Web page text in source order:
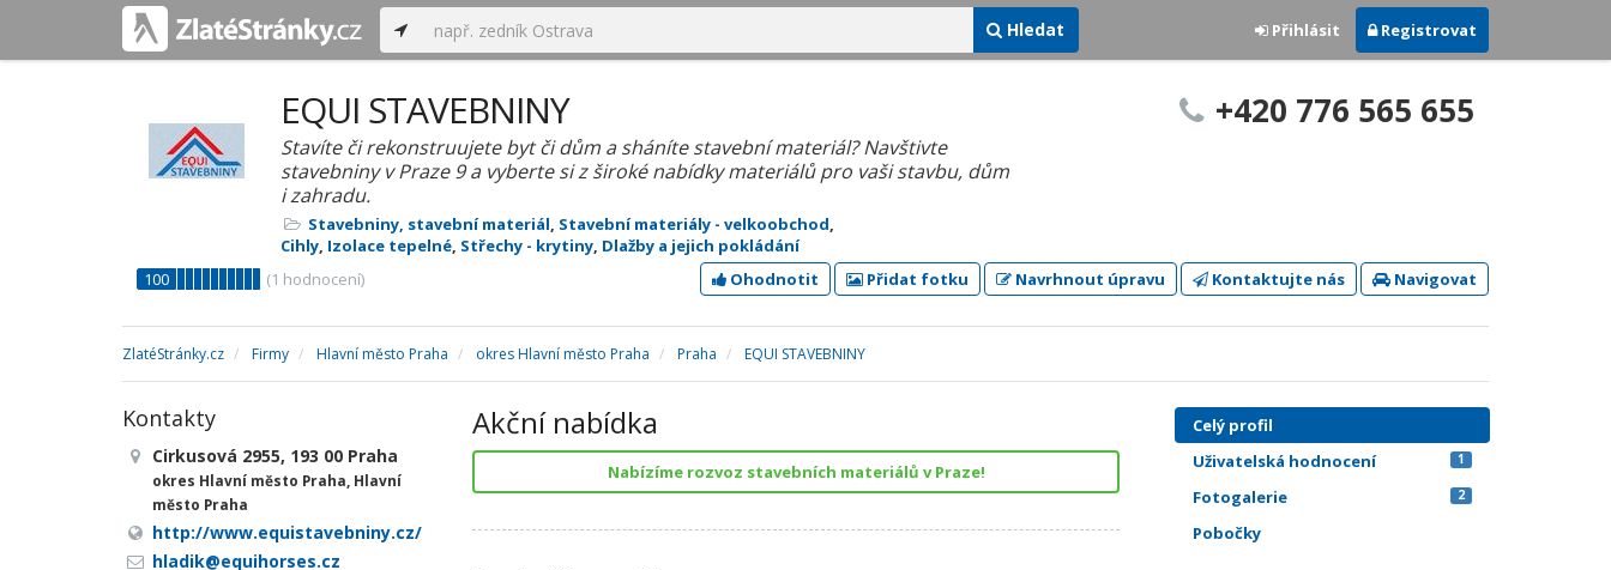
Hledat Přihlásit Registrovat
EQUI STAVEBNINY
Stavíte či rekonstruujete byt či dům a sháníte stavební materiál? Navštivte
stavebniny v Praze 9 a vyberte si z široké nabídky materiálů pro vaši stavbu, dům
i zahradu.
Stavebniny, stavební materiál, Stavební materiály - velkoobchod,
Cihly, Izolace tepelné, Střechy - krytiny, Dlažby a jejich pokládání
100
(1 hodnocení)
+420 776 565 655
Ohodnotit Přidat fotku Navrhnout úpravu Kontaktujte nás Navigovat
ZlatéStránky.cz Firmy Hlavní město Praha okres Hlavní město Praha Praha EQUI STAVEBNINY
Akční nabídka
Nabízíme rozvoz stavebních materiálů v Praze!
Kontakty
Cirkusová 2955, 193 00 Praha
okres Hlavní město Praha, Hlavní
město Praha
http://www.equistavebniny.cz/
hladik@equihorses.cz
Celý profil
Uživatelská hodnocení
1
Fotogalerie 2
Pobočky